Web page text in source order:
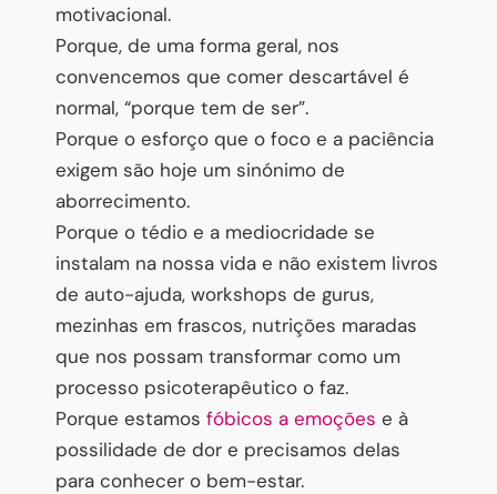
motivacional.
Porque, de uma forma geral, nos
convencemos que comer descartável é
normal, “porque tem de ser”.
Porque o esforço que o foco e a paciência
exigem são hoje um sinónimo de
aborrecimento.
Porque o tédio e a mediocridade se
instalam na nossa vida e não existem livros
de auto-ajuda, workshops de gurus,
mezinhas em frascos, nutrições maradas
que nos possam transformar como um
processo psicoterapêutico o faz.
Porque estamos fóbicos a emoções e à
possilidade de dor e precisamos delas
para conhecer o bem-estar.